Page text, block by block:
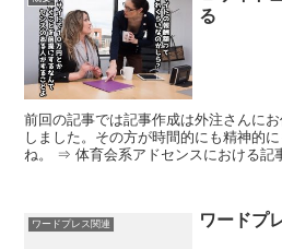
る
前回の記事では記事作成は外注さんに
しました。その方が時間的にも精神的
ね。 ⇒ 体育会系アドセンスにおける記
ワードプレス関連 ワードプ